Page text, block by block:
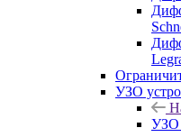
УЗО
УЗО